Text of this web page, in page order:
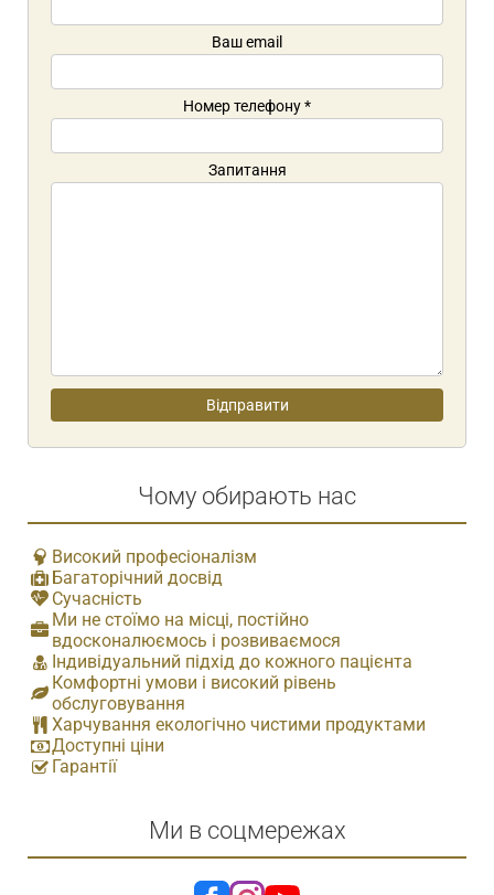
Ваш email
Номер телефону*
Запитання
Чому обирають нас
Високий професіоналізм
Багаторічний досвід
Сучасність
Ми не стоїмо на місці, постійно
вдосконалюємось і розвиваємося
Індивідуальний підхід до кожного пацієнта
Комфортні умови і високий рівень
обслуговування
Харчування екологічно чистими продуктами
Доступні ціни
Гарантії
Ми в соцмережах